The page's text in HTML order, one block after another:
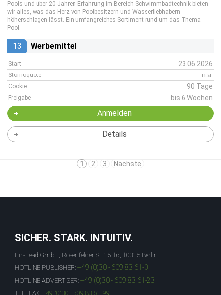
Pools und über 20 Jahren Erfahrung im Bereich Schwimmbadtechnik bieten
wir alles, was das Herz von Poolbesitzern und Wasserliebhabern
höherschlagen lässt. Ein umfangreiches Sortiment rund um das Thema
Pool.
13 Werbemittel
Start 23.06.2026
Stornoquote n.a.
Cookie 90 Tage
Freigabe bis 6 Wochen
Anmelden
Details
1 2 3 Nächste
SICHER. STARK. INTUITIV.
Firstlead GmbH, Rosenfelder St. 15-16, 10315 Berlin
HOTLINE PUBLISHER: +49 (0)30 - 609 83 61-0
HOTLINE ADVERTISER: +49 (0)30 - 609 83 61-23
TELEFAX: +49 (0)30 - 609 83 61-99